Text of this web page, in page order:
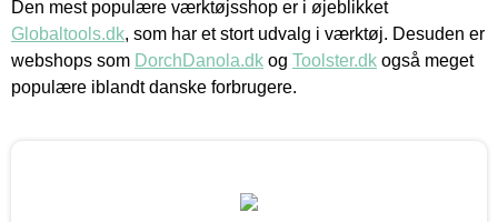
Den mest populære værktøjsshop er i øjeblikket
Globaltools.dk, som har et stort udvalg i værktøj. Desuden er
webshops som DorchDanola.dk og Toolster.dk også meget
populære iblandt danske forbrugere.